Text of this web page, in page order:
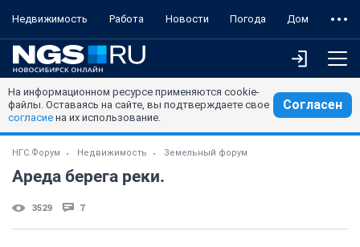
Недвижимость Работа Новости Погода Дом
На информационном ресурсе применяются cookie-
файлы. Оставаясь на сайте, вы подтверждаете свое
согласие на их использование.
Согласен
НГС.Форум Недвижимость Земельный форум
Ареда берега реки.
3529 7